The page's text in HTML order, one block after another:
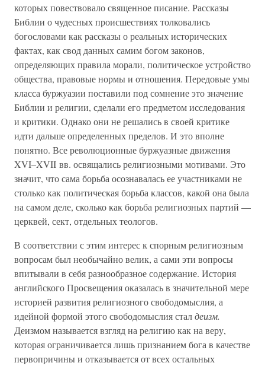
которых повествовало священное писание. Рассказы
Библии о чудесных происшествиях толковались
богословами как рассказы о реальных исторических
фактах, как свод данных самим богом законов,
определяющих правила морали, политическое устройство
общества, правовые нормы и отношения. Передовые умы
класса буржуазии поставили под сомнение это значение
Библии и религии, сделали его предметом исследования
и критики. Однако они не решались в своей критике
идти дальше определенных пределов. И это вполне
понятно. Все революционные буржуазные движения
XVI–XVII вв. освящались религиозными мотивами. Это
значит, что сама борьба осознавалась ее участниками не
столько как политическая борьба классов, какой она была
на самом деле, сколько как борьба религиозных партий —
церквей, сект, отдельных теологов.
В соответствии с этим интерес к спорным религиозным
вопросам был необычайно велик, а сами эти вопросы
впитывали в себя разнообразное содержание. История
английского Просвещения оказалась в значительной мере
историей развития религиозного свободомыслия, а
идейной формой этого свободомыслия сталдеизм.
Деизмом называется взгляд на религию как на веру,
которая ограничивается лишь признанием бога в качестве
первопричины и отказывается от всех остальных